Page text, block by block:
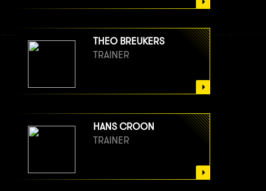
THEO BREUKERS
TRAINER
HANS CROON
TRAINER